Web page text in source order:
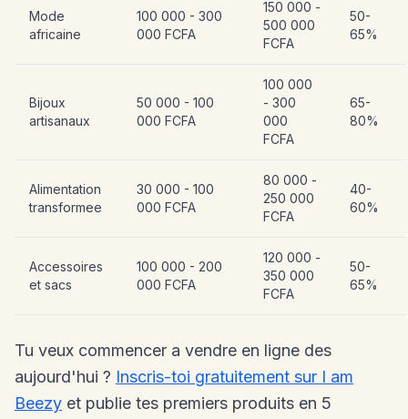
Mode
africaine
100 000 - 300
000 FCFA
150 000 -
500 000
FCFA
50-
65%
Bijoux
artisanaux
50 000 - 100
000 FCFA
100 000
- 300
000
FCFA
65-
80%
Alimentation
transformee
30 000 - 100
000 FCFA
80 000 -
250 000
FCFA
40-
60%
Accessoires
et sacs
100 000 - 200
000 FCFA
120 000 -
350 000
FCFA
50-
65%
Tu veux commencer a vendre en ligne des
aujourd'hui ? Inscris-toi gratuitement sur I am
Beezy et publie tes premiers produits en 5